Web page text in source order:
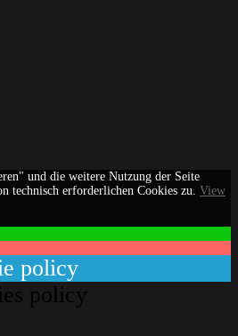
und die weitere Nutzung der Seite
technisch erforderlichen Cookies zu. View
policy
policy